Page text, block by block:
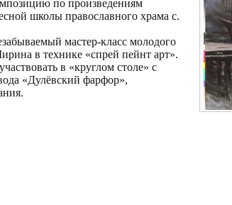
по произведениям
школы православного храма с.
мастер-класс молодого
в технике «спрей пейнт арт».
в «круглом столе» с
«Дулёвский фарфор»,